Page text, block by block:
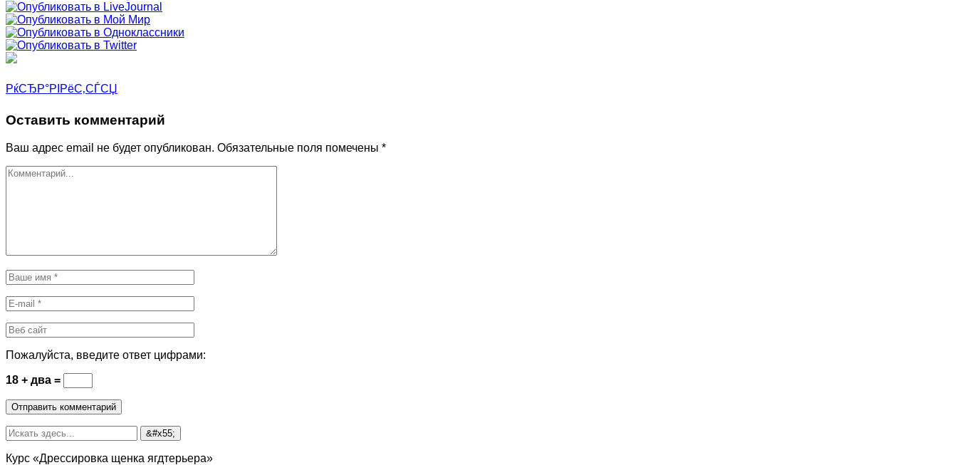
РќСЂР°РІРёС‚СЃСЏ
Оставить комментарий
Ваш адрес email не будет опубликован. Обязательные поля помечены *
Пожалуйста, введите ответ цифрами:
18 + два =
Курс «Дрессировка щенка ягдтерьера»